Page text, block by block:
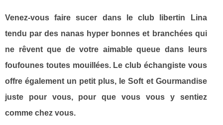
Venez-vous faire sucer dans le club libertin Lina
tendu par des nanas hyper bonnes et branchées qui
ne rêvent que de votre aimable queue dans leurs
foufounes toutes mouillées. Le club échangiste vous
offre également un petit plus, le Soft et Gourmandise
juste pour vous, pour que vous vous y sentiez
comme chez vous.